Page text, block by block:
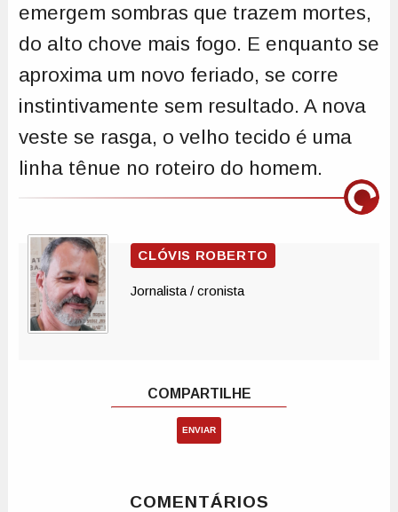
emergem sombras que trazem mortes,
do alto chove mais fogo. E enquanto se
aproxima um novo feriado, se corre
instintivamente sem resultado. A nova
veste se rasga, o velho tecido é uma
linha tênue no roteiro do homem.
ENVIAR
COMENTÁRIOS